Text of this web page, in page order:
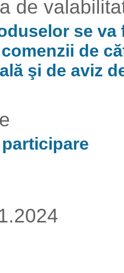
de
se va
de
şi de aviz